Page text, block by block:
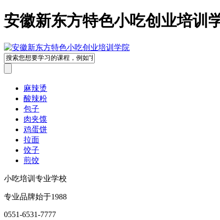
安徽新东方特色小吃创业培训
麻辣烫
酸辣粉
包子
肉夹馍
鸡蛋饼
拉面
饺子
煎饺
小吃培训专业学校
专业品牌始于1988
0551-6531-7777